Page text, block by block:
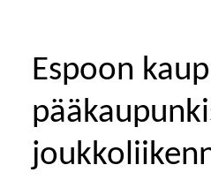
Espoon